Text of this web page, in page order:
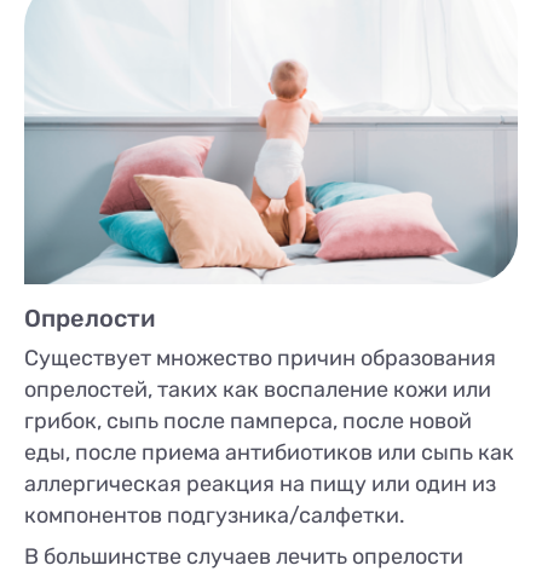
Опрелости
Существует множество причин образования
опрелостей, таких как воспаление кожи или
грибок, сыпь после памперса, после новой
еды, после приема антибиотиков или сыпь как
аллергическая реакция на пищу или один из
компонентов подгузника/салфетки.
В большинстве случаев лечить опрелости